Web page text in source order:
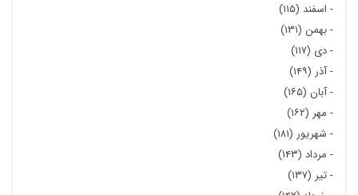
- اسفند (۱۱۵)
-بهمن (۱۳۱)
-دی (۱۱۷)
-آذر (۱۴۹)
-آبان (۱۶۵)
- مهر (۱۶۲)
- شهریور (۱۸۱)
- مرداد (۱۴۳)
-تیر (۱۳۷)